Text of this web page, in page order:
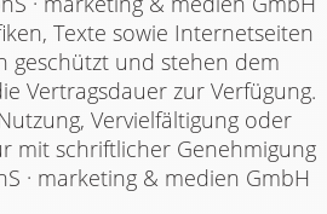
Texte sowie Internetseiten
geschützt und stehen dem
Vertragsdauer zur Verfügung.
Vervielfältigung oder
mit schriftlicher Genehmigung
· marketing & medien GmbH